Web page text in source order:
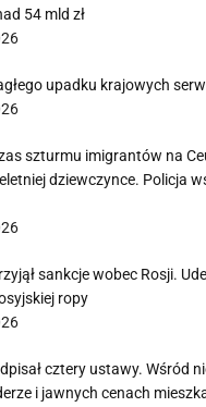
54 mld zł
upadku krajowych
szturmu imigrantów na
dziewczynce. Policja
sankcje wobec Rosji.
ropy
cztery ustawy. Wśród
i jawnych cenach